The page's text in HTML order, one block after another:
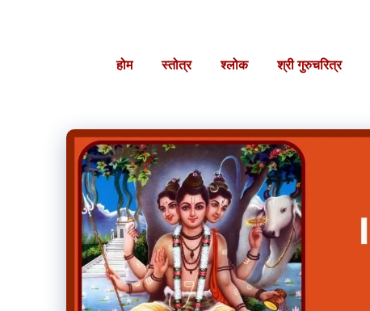
होम स्तोत्र श्लोक श्री गुरुचरित्र